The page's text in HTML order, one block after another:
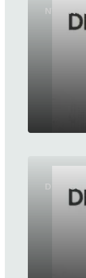
NVIDIA